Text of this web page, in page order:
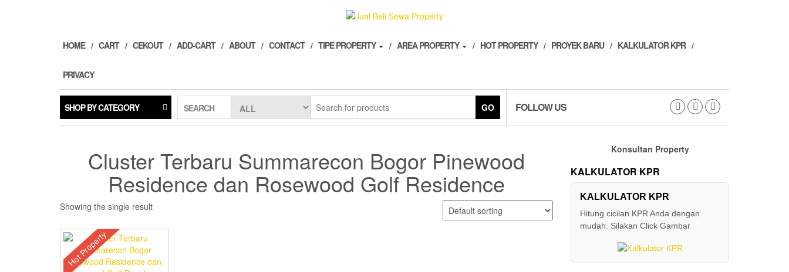
HOME CART CEKOUT ADD-CART ABOUT CONTACT TIPE PROPERTY AREA PROPERTY HOT PROPERTY PROYEK BARU KALKULATOR KPR
PRIVACY
SHOP BY CATEGORY SEARCH GO FOLLOW US
Cluster Terbaru Summarecon Bogor Pinewood
Residence dan Rosewood Golf Residence
Showing the single result
Hot Property
Konsultan Property
KALKULATOR KPR
KALKULATOR KPR
Hitung cicilan KPR Anda dengan
mudah. Silakan Click Gambar